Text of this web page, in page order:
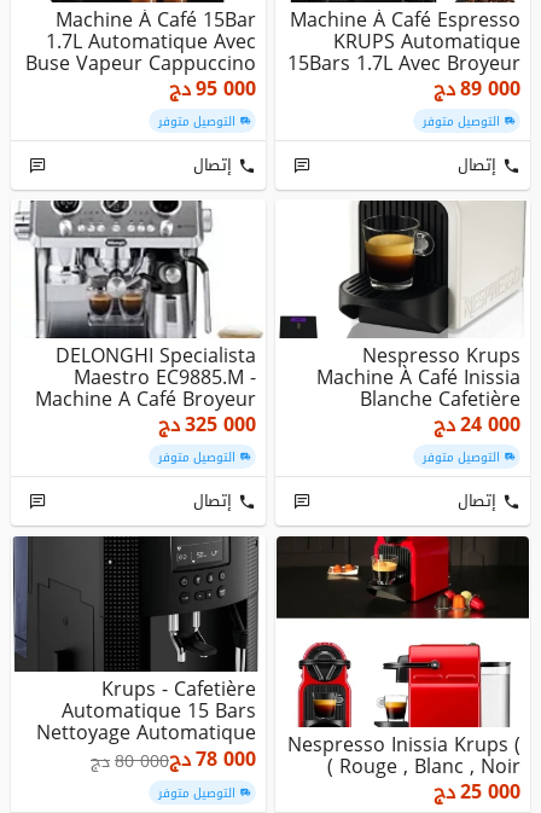
Machine À Café Espresso
KRUPS Automatique
15Bars 1.7L Avec Broyeur
- E...
89 000دج
التوصيل متوفر
إتصال
Machine À Café 15Bar
1.7L Automatique Avec
Buse Vapeur Cappuccino
Arab...
95 000دج
التوصيل متوفر
إتصال
Nespresso Krups
Machine À Café Inissia
Blanche Cafetière
Espresso YY15...
24 000دج
التوصيل متوفر
إتصال
DELONGHI Specialista
Maestro EC9885.M -
Machine A Café Broyeur
Barista...
325 000دج
التوصيل متوفر
إتصال
Nespresso Inissia Krups (
Rouge , Blanc , Noir )
25 000دج
Krups - Cafetière
Automatique 15 Bars
Nettoyage Automatique
Noir,buse ...
78 000دج80 000دج
التوصيل متوفر